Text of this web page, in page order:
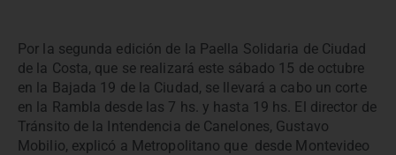
Por la segunda edición de la Paella Solidaria de Ciudad
de la Costa, que se realizará este sábado 15 de octubre
en la Bajada 19 de la Ciudad, se llevará a cabo un corte
en la Rambla desde las 7 hs. y hasta 19 hs. El director de
Tránsito de la Intendencia de Canelones, Gustavo
Mobilio, explicó a Metropolitano que desde Montevideo